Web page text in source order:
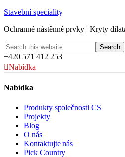
Stavební speciality
Ochranné nástěnné prvky | Kryty
+420 571 412 253
Nabídka
Nabídka
Produkty společnosti CS
Projekty
Blog
O nás
Kontaktujte nás
Pick Country